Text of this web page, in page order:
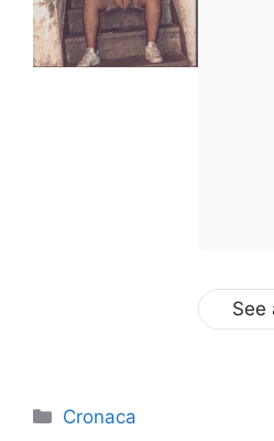
See
Categorie
Cronaca